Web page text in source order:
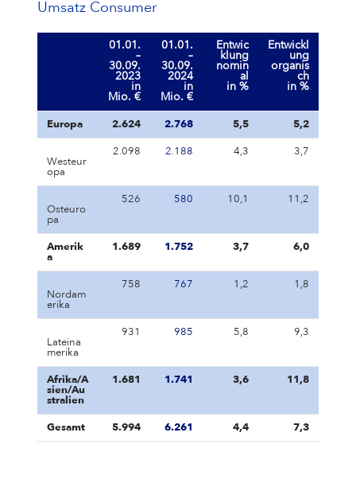
Umsatz Consumer
01.01.
–
30.09.
2023
in
Mio. €
01.01.
–
30.09.
2024
in
Mio. €
Entwic
klung
nomin
al
in %
Entwickl
ung
organis
ch
in %
Europa 2.624 2.768 5,5 5,2
Westeur
opa
2.098 2.188 4,3 3,7
Osteuro
pa
526 580 10,1 11,2
Amerik
a
1.689 1.752 3,7 6,0
Nordam
erika
758 767 1,2 1,8
Lateina
merika
931 985 5,8 9,3
Afrika/A
sien/Au
stralien
1.681 1.741 3,6 11,8
Gesamt 5.994 6.261 4,4 7,3